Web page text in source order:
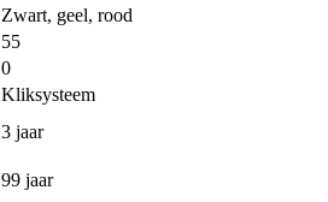
Zwart, geel, rood
55
0
Kliksysteem
3 jaar
99 jaar